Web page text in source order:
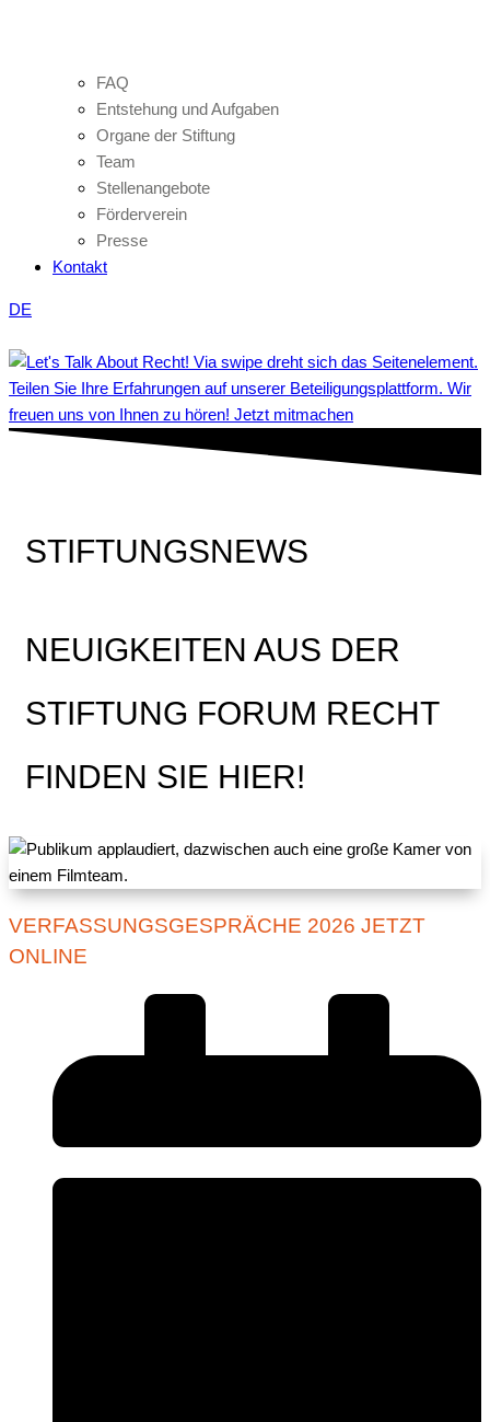
FAQ
Entstehung und Aufgaben
Organe der Stiftung
Team
Stellenangebote
Förderverein
Presse
Kontakt
DE
Teilen Sie Ihre Erfahrungen auf unserer Beteiligungsplattform. Wir
freuen uns von Ihnen zu hören! Jetzt mitmachen
STIFTUNGSNEWS
NEUIGKEITEN AUS DER
STIFTUNG FORUM RECHT
FINDEN SIE HIER!
VERFASSUNGSGESPRÄCHE 2026 JETZT
ONLINE